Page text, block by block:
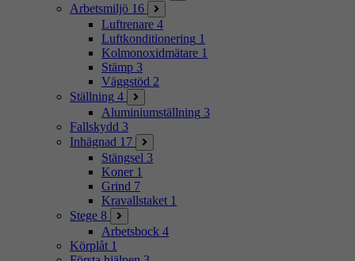
Arbetsmiljö 16
Luftrenare 4
Luftkonditionering 1
Kolmonoxidmätare 1
Stämp 3
Väggstöd 2
Ställning 4
Aluminiumställning 3
Fallskydd 3
Inhägnad 17
Stängsel 3
Koner 1
Grind 7
Kravallstaket 1
Stege 8
Arbetsbock 4
Körplåt 1